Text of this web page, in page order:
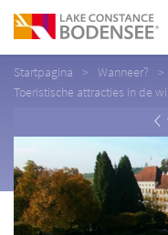
Startpagina Wanneer?
Toeristische attracties in de